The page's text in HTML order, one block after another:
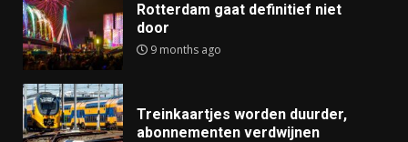
Rotterdam gaat definitief niet
door
9 months ago
Treinkaartjes worden duurder,
abonnementen verdwijnen